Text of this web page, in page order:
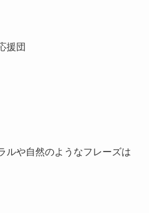
援団
ルや自然のようなフレーズは